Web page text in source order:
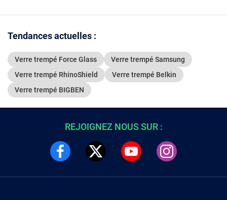
Tendances actuelles :
Verre trempé Force Glass
Verre trempé Samsung
Verre trempé RhinoShield
Verre trempé Belkin
Verre trempé BIGBEN
REJOIGNEZ NOUS SUR :